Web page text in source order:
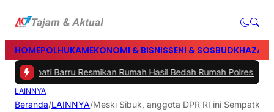
HOMEPOLHUKAMEKONOMI & BISNISSENI & SOSBUD
Barru Resmikan Rumah Hasil Bedah Rumah Polres dan
LAINNYA
Beranda/LAINNYA/Meski Sibuk, anggota DPR RI ini Sempatkan